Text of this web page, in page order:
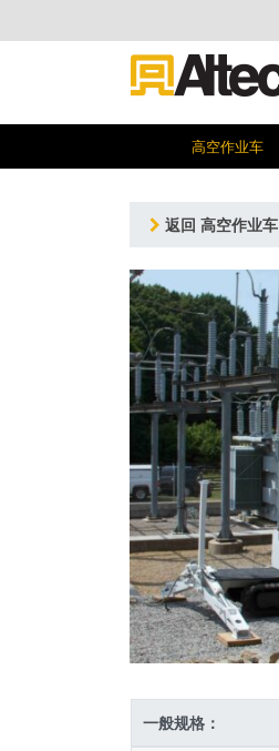
高空作业车
返回 高空作业车
一般规格：